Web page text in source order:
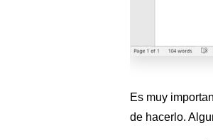
Es muy
de hacerlo.